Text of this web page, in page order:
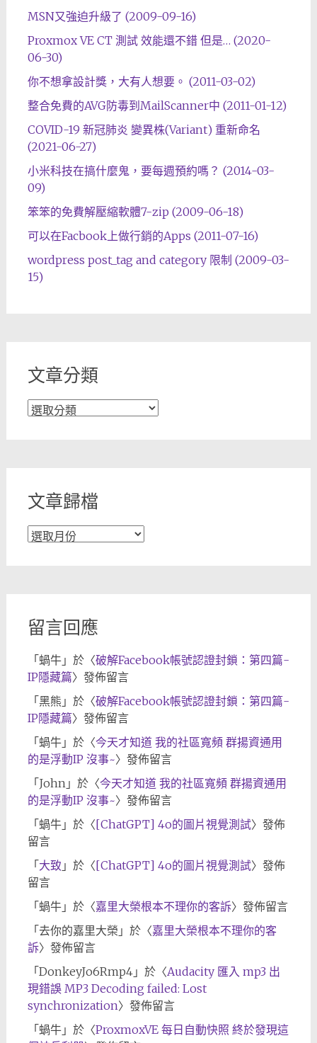
MSN又強迫升級了 (2009-09-16)
Proxmox VE CT 測試 效能還不錯 但是… (2020-
06-30)
你不想拿設計獎，大有人想要。 (2011-03-02)
整合免費的AVG防毒到MailScanner中 (2011-01-12)
COVID-19 新冠肺炎 變異株(Variant) 重新命名
(2021-06-27)
小米科技在搞什麼鬼，要每週預約嗎？ (2014-03-
09)
笨笨的免費解壓縮軟體7-zip (2009-06-18)
可以在Facbook上做行銷的Apps (2011-07-16)
wordpress post_tag and category 限制 (2009-03-
15)
文章分類
文
文章歸檔
文
留言回應
「蝸牛」於〈破解Facebook帳號認證封鎖：第四篇-
IP隱藏篇〉發佈留言
「黑熊 」於〈破解Facebook帳號認證封鎖：第四篇-
IP隱藏篇〉發佈留言
「蝸牛」於〈今天才知道 我的社區寬頻 群揚資通用
的是浮動IP 沒事~〉發佈留言
「John 」於〈今天才知道 我的社區寬頻 群揚資通用
的是浮動IP 沒事~〉發佈留言
「蝸牛」於〈[ChatGPT] 4o的圖片視覺測試〉發佈
留言
「大致 」於〈[ChatGPT] 4o的圖片視覺測試〉發佈
留言
「蝸牛」於〈嘉里大榮根本不理你的客訴〉發佈留言
「去你的嘉里大榮 」於〈嘉里大榮根本不理你的客
訴〉發佈留言
「DonkeyJo6Rmp4」於〈Audacity 匯入 mp3 出
現錯誤 MP3 Decoding failed: Lost
synchronization〉發佈留言
「蝸牛」於〈ProxmoxVE 每日自動快照 終於發現這